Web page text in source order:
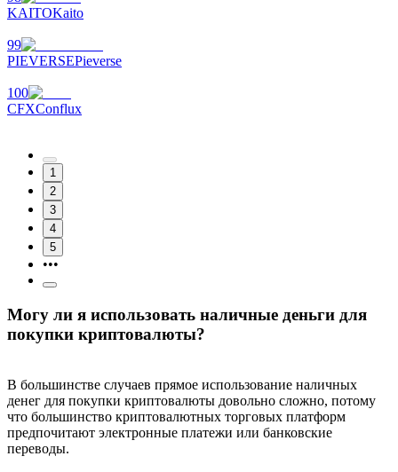
KAITOKaito
99
PIEVERSEPieverse
100
CFXConflux
1
2
3
4
5
•••
Могу ли я использовать наличные деньги для
покупки криптовалюты?
В большинстве случаев прямое использование наличных
денег для покупки криптовалюты довольно сложно, потому
что большинство криптовалютных торговых платформ
предпочитают электронные платежи или банковские
переводы.